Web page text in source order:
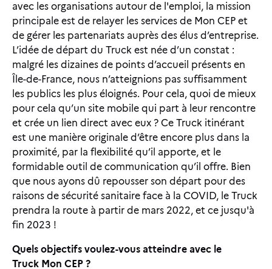
avec les organisations autour de l'emploi, la mission
principale est de relayer les services de Mon CEP et
de gérer les partenariats auprès des élus d’entreprise.
L’idée de départ du Truck est née d’un constat :
malgré les dizaines de points d’accueil présents en
Île-de-France, nous n’atteignions pas suffisamment
les publics les plus éloignés. Pour cela, quoi de mieux
pour cela qu’un site mobile qui part à leur rencontre
et crée un lien direct avec eux ? Ce Truck itinérant
est une manière originale d’être encore plus dans la
proximité, par la flexibilité qu’il apporte, et le
formidable outil de communication qu’il offre. Bien
que nous ayons dû repousser son départ pour des
raisons de sécurité sanitaire face à la COVID, le Truck
prendra la route à partir de mars 2022, et ce jusqu'à
fin 2023 !
Quels objectifs voulez-vous atteindre avec le
Truck Mon CEP ?